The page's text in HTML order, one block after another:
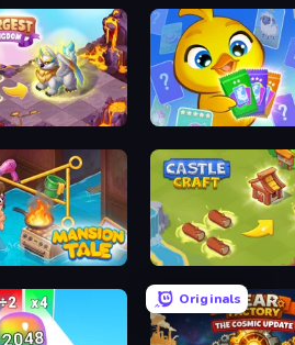
Farm Merge Valley
Merge Secrets Castle Craft
Originals